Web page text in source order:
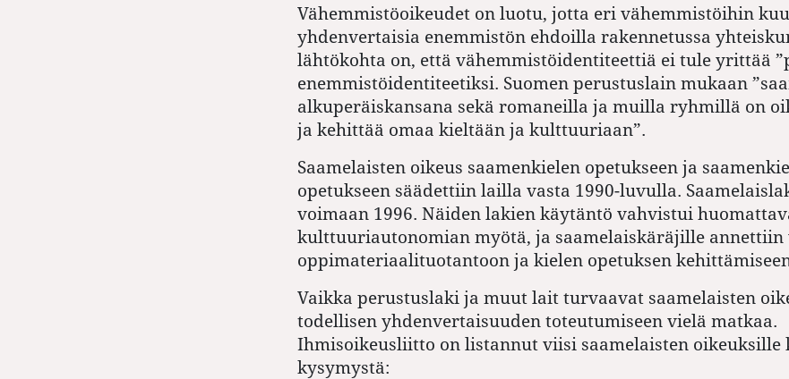
Vähemmistöoikeudet on luotu, jotta eri vähemmistöihin
yhdenvertaisia enemmistön ehdoilla rakennetussa
lähtökohta on, että vähemmistöidentiteettiä ei tule yrittää
enemmistöidentiteetiksi. Suomen perustuslain mukaan
alkuperäiskansana sekä romaneilla ja muilla ryhmillä on
ja kehittää omaa kieltään ja kulttuuriaan”.
Saamelaisten oikeus saamenkielen opetukseen ja
opetukseen säädettiin lailla vasta 1990-luvulla.
voimaan 1996. Näiden lakien käytäntö vahvistui
kulttuuriautonomian myötä, ja saamelaiskäräjille annettiin
oppimateriaalituotantoon ja kielen opetuksen
Vaikka perustuslaki ja muut lait turvaavat saamelaisten
todellisen yhdenvertaisuuden toteutumiseen vielä matkaa.
Ihmisoikeusliitto on listannut viisi saamelaisten oikeuksille
kysymystä: